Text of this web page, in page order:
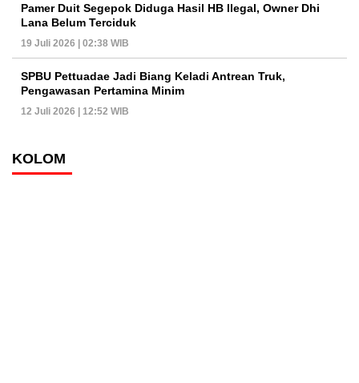
Pamer Duit Segepok Diduga Hasil HB Ilegal, Owner Dhi
Lana Belum Terciduk
19 Juli 2026 | 02:38 WIB
SPBU Pettuadae Jadi Biang Keladi Antrean Truk,
Pengawasan Pertamina Minim
12 Juli 2026 | 12:52 WIB
KOLOM